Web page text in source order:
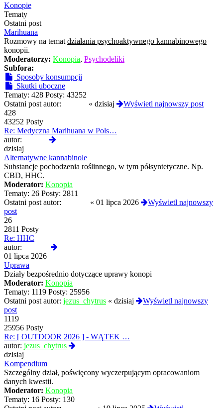
Konopie
Tematy
Ostatni post
Marihuana
Rozmowy na temat działania psychoaktywnego kannabinowego
konopii.
Moderatorzy: Konopia, Psychodeliki
Subfora:
Sposoby konsumpcji
Skutki uboczne
Tematy: 428 Posty: 43252
Ostatni post autor:
« dzisiaj
Wyświetl najnowszy post
428
43252 Posty
Re: Medyczna Marihuana w Pols…
autor:
post
dzisiaj
Alternatywne kannabinole
Substancje pochodzenia roślinnego, w tym półsyntetyczne. Np.
CBD, HHC.
Moderator: Konopia
Tematy: 26 Posty: 2811
Ostatni post autor:
« 01 lipca 2026
Wyświetl najnowszy
post
26
2811 Posty
Re: HHC
autor:
01 lipca 2026
Uprawa
Działy bezpośrednio dotyczące uprawy konopi
Moderator: Konopia
Tematy: 1119 Posty: 25956
Ostatni post autor: jezus_chytrus « dzisiaj
Wyświetl najnowszy
post
1119
25956 Posty
Re: [ OUTDOOR 2026 ] - WĄTEK …
autor: jezus_chytrus
dzisiaj
Kompendium
Szczególny dział, poświęcony wyczerpującym opracowaniom
danych kwestii.
Moderator: Konopia
Tematy: 16 Posty: 130